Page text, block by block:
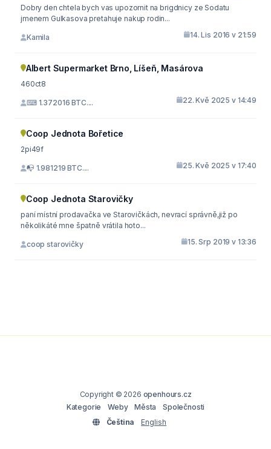
Dobry den chtela bych vas upozornit na brigdnicy ze Sodatu
jmenem Gulkasova pretahuje nakup rodin...
Kamila 14. Lis 2016 v 21:59
Albert Supermarket Brno, Líšeň, Masárova
460ct8
⌨ 1.372016 BTC.... 22. Kvě 2025 v 14:49
Coop Jednota Bořetice
2pi49f
📭 1.981219 BTC.... 25. Kvě 2025 v 17:40
Coop Jednota Starovičky
paní místní prodavačka ve Starovičkách, nevrací správně,již po
několikáté mne špatně vrátila hoto...
coop starovičky 15. Srp 2019 v 13:36
Copyright © 2026 openhours.cz
Kategorie
Weby Města
Společnosti
Čeština
English